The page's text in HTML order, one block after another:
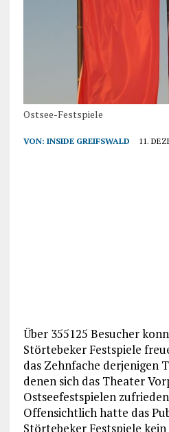
Ostsee-Festspiele
VON: INSIDE GREIFSWALD 11.
Über 355125 Besucher
Störtebeker Festspiele
das Zehnfache derjenigen
denen sich das Theater
Ostseefestspielen
Offensichtlich hatte das
Störtebeker Festspiele